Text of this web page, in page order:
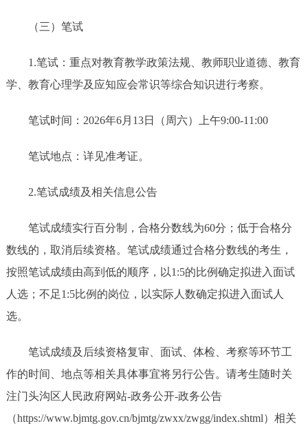
（三）笔试
1.笔试：重点对教育教学政策法规、教师职业道德、教育
学、教育心理学及应知应会常识等综合知识进行考察。
笔试时间：2026年6月13日（周六）上午9:00-11:00
笔试地点：详见准考证。
2.笔试成绩及相关信息公告
笔试成绩实行百分制，合格分数线为60分；低于合格分
数线的，取消后续资格。笔试成绩通过合格分数线的考生，
按照笔试成绩由高到低的顺序，以1:5的比例确定拟进入面试
人选；不足1:5比例的岗位，以实际人数确定拟进入面试人
选。
笔试成绩及后续资格复审、面试、体检、考察等环节工
作的时间、地点等相关具体事宜将另行公告。请考生随时关
注门头沟区人民政府网站-政务公开-政务公告
（https://www.bjmtg.gov.cn/bjmtg/zwxx/zwgg/index.shtml）相关